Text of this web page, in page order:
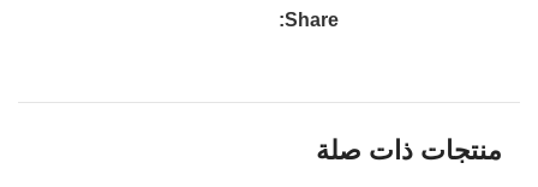
Share:
منتجات ذات صلة